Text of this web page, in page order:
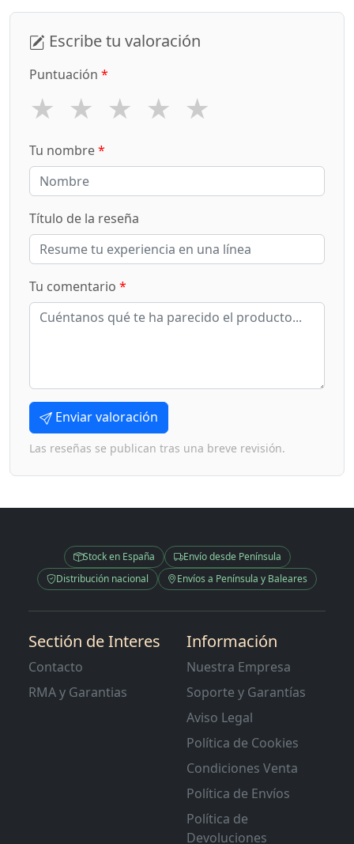
Escribe tu valoración
Puntuación *
★ ★ ★ ★ ★
Tu nombre*
Título de la reseña
Tu comentario *
Enviar valoración
Las reseñas se publican tras una breve revisión.
Stock en España
Envío desde Península
Distribución nacional
Envíos a Península y Baleares
Sectión de Interes
Contacto
RMA y Garantias
Información
Nuestra Empresa
Soporte y Garantías
Aviso Legal
Política de Cookies
Condiciones Venta
Política de Envíos
Política de
Devoluciones